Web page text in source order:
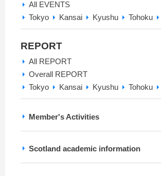
All EVENTS
Tokyo
Kansai Kyushu Tohoku
REPORT
All REPORT
Overall REPORT
Tokyo
Kansai Kyushu Tohoku
Member's Activities
Scotland academic information